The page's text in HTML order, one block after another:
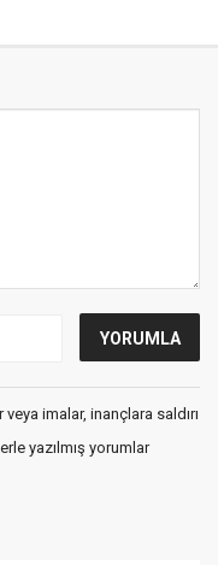
imalar, inançlara saldırı
yazılmış yorumlar